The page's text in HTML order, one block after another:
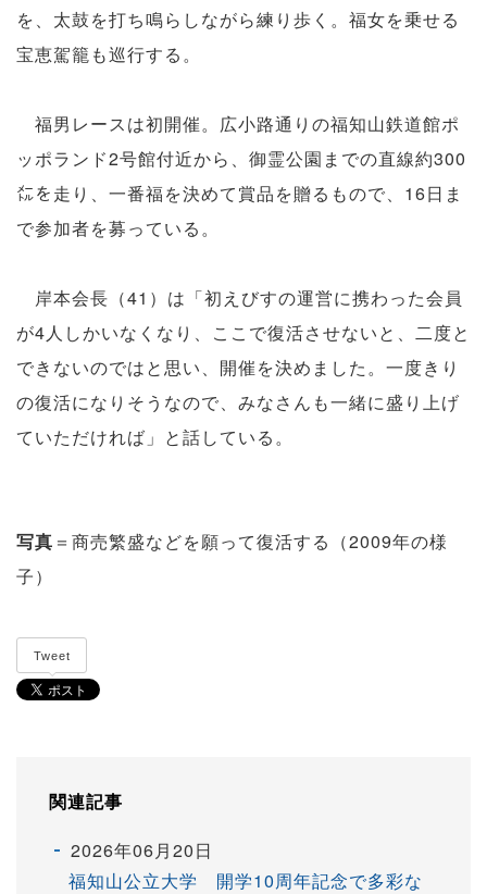
を、太鼓を打ち鳴らしながら練り歩く。福女を乗せる
宝恵駕籠も巡行する。
福男レースは初開催。広小路通りの福知山鉄道館ポ
ッポランド2号館付近から、御霊公園までの直線約300
㍍を走り、一番福を決めて賞品を贈るもので、16日ま
で参加者を募っている。
岸本会長（41）は「初えびすの運営に携わった会員
が4人しかいなくなり、ここで復活させないと、二度と
できないのではと思い、開催を決めました。一度きり
の復活になりそうなので、みなさんも一緒に盛り上げ
ていただければ」と話している。
写真 ＝商売繁盛などを願って復活する（2009年の様
子）
Tweet
関連記事
2026年06月20日
福知山公立大学 開学10周年記念で多彩な